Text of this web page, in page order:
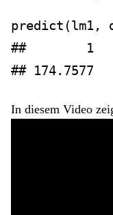
predict (lm1,
##        1
## 174.7577
In diesem Video